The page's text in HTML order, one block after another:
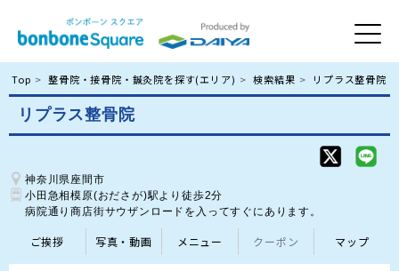
Top 整骨院・接骨院・鍼灸院を探す(エリア) 検索結果 リプラス整骨院
リプラス整骨院
神奈川県座間市
小田急相模原(おださが)駅より徒歩2分
病院通り商店街サウザンロードを入ってすぐにあります。
ご挨拶 写真・動画 メニュー クーポン マップ